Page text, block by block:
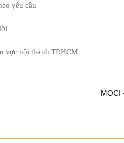
yêu cầu
vực nội thành TP.HCM
MOCI